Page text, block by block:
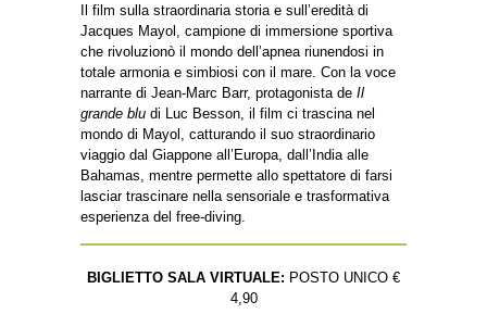
Il film sulla straordinaria storia e sull’eredità di
Jacques Mayol, campione di immersione sportiva
che rivoluzionò il mondo dell’apnea riunendosi in
totale armonia e simbiosi con il mare. Con la voce
narrante di Jean-Marc Barr, protagonista de Il
grande blu di Luc Besson, il film ci trascina nel
mondo di Mayol, catturando il suo straordinario
viaggio dal Giappone all’Europa, dall’India alle
Bahamas, mentre permette allo spettatore di farsi
lasciar trascinare nella sensoriale e trasformativa
esperienza del free-diving.
BIGLIETTO SALA VIRTUALE: POSTO UNICO €
4,90